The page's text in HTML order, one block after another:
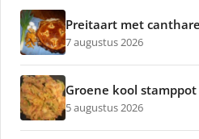
Preitaart met
7 augustus 2026
Groene kool stamppot
5 augustus 2026